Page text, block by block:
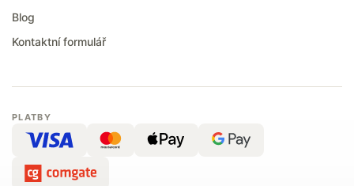
Blog
Kontaktní formulář
PLATBY